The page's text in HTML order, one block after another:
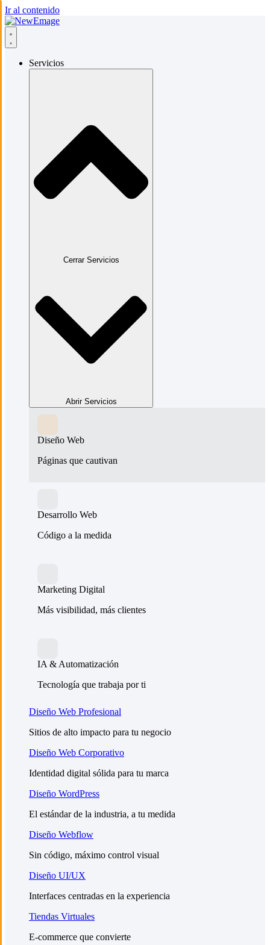
Ir al contenido
Servicios
Cerrar Servicios
Abrir Servicios
Diseño Web
Páginas que cautivan
Desarrollo Web
Código a la medida
Marketing Digital
Más visibilidad, más clientes
IA & Automatización
Tecnología que trabaja por ti
Diseño Web Profesional
Sitios de alto impacto para tu negocio
Diseño Web Corporativo
Identidad digital sólida para tu marca
Diseño WordPress
El estándar de la industria, a tu medida
Diseño Webflow
Sin código, máximo control visual
Diseño UI/UX
Interfaces centradas en la experiencia
Tiendas Virtuales
E-commerce que convierte